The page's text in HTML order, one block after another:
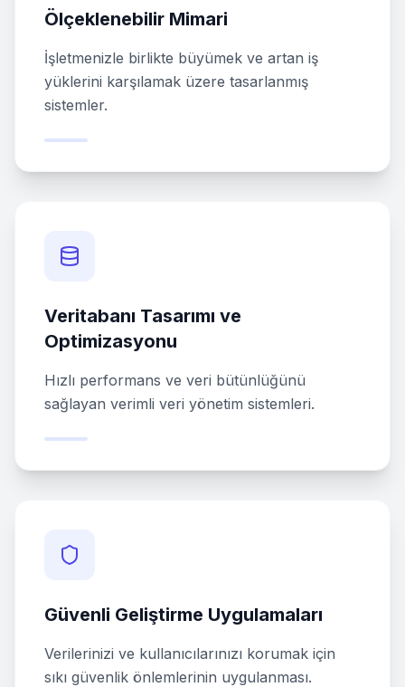
Ölçeklenebilir Mimari
İşletmenizle birlikte büyümek ve artan iş
yüklerini karşılamak üzere tasarlanmış
sistemler.
Veritabanı Tasarımı ve
Optimizasyonu
Hızlı performans ve veri bütünlüğünü
sağlayan verimli veri yönetim sistemleri.
Güvenli Geliştirme Uygulamaları
Verilerinizi ve kullanıcılarınızı korumak için
sıkı güvenlik önlemlerinin uygulanması.